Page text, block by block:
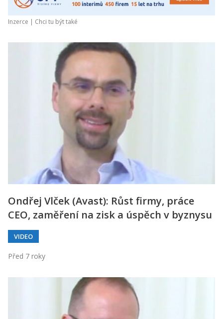
Inzerce | Chci tu být také
Ondřej Vlček (Avast): Růst firmy, práce
CEO, zaměření na zisk a úspěch v byznysu
VIDEO
Před 7 roky